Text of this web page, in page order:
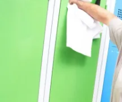
vos équipes logistiques.